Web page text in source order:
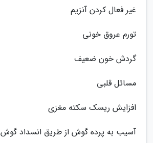
غیر فعال کردن آنزیم
تورم عروق خونی
گردش خون ضعیف
مسائل قلبی
افزایش ریسک سکته مغزی
آسیب به پرده گوش از طریق انسداد گوش